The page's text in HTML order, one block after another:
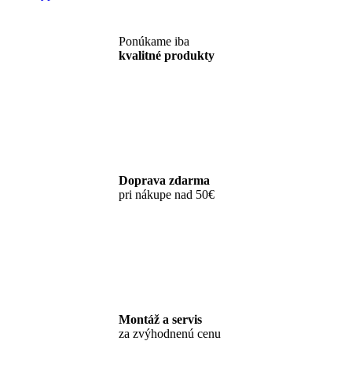
Ponúkame iba
kvalitné produkty
Doprava zdarma
pri nákupe nad 50€
Montáž a servis
za zvýhodnenú cenu